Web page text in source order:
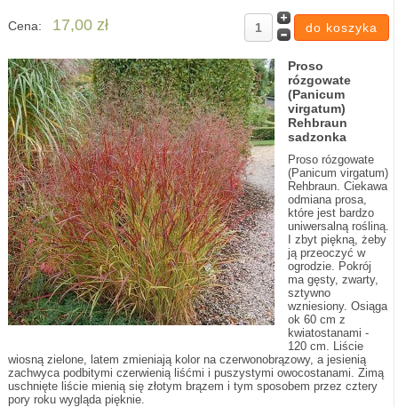
Cena: 17,00 zł
Proso
rózgowate
(Panicum
virgatum)
Rehbraun
sadzonka
Proso rózgowate
(Panicum virgatum)
Rehbraun. Ciekawa
odmiana prosa,
które jest bardzo
uniwersalną rośliną.
I zbyt piękną, żeby
ją przeoczyć w
ogrodzie. Pokrój
ma gęsty, zwarty,
sztywno
wzniesiony. Osiąga
ok 60 cm z
kwiatostanami -
120 cm. Liście
wiosną zielone, latem zmieniają kolor na czerwonobrązowy, a jesienią
zachwyca podbitymi czerwienią liśćmi i puszystymi owocostanami. Zimą
uschnięte liście mienią się złotym brązem i tym sposobem przez cztery
pory roku wygląda pięknie.